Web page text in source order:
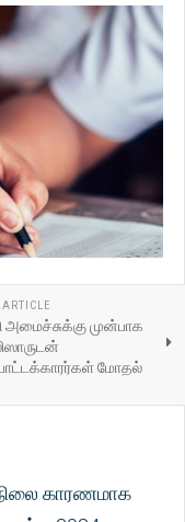
அமைச்சுக்கு முன்பாக
மோதல்
காரணமாக